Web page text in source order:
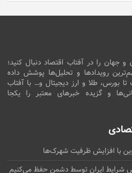
و جهان را در آفتاب اقتصاد دنبال کنید؛
رویدادها و تحلیل‌ها پوشش داده
بورس، طلا و ارز دیجیتال و… با آفتاب
و گزیده خبرهای معتبر را یکجا
با افزایش ظرفیت شهرک‌ها
شرایط ایران توسط دشمن حفظ می‌کنیم